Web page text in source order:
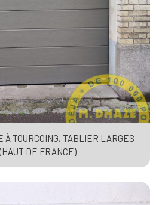
À TOURCOING, TABLIER LARGES
DE FRANCE)